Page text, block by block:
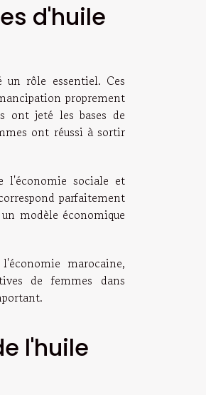
d'huile
rôle essentiel. Ces
proprement
ont jeté les bases de
ont réussi à sortir
l'économie sociale et
parfaitement
modèle économique
marocaine,
de femmes dans
l'huile